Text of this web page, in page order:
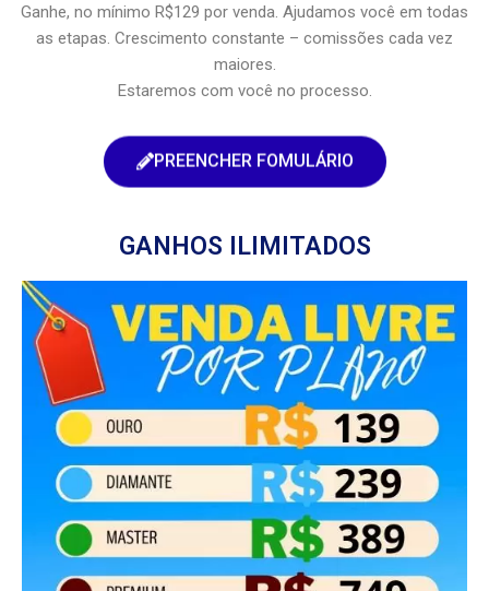
Ganhe, no mínimo R$129 por venda. Ajudamos você em todas
as etapas. Crescimento constante – comissões cada vez
maiores.
Estaremos com você no processo.
GANHOS ILIMITADOS